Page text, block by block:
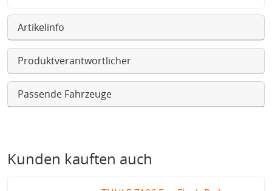
Artikelinfo
Produktverantwortlicher
Passende Fahrzeuge
Kunden kauften auch